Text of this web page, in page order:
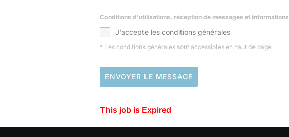
Conditions d'utilisations, réception de messages et informations
J'accepte les conditions générales
* Les conditions générales sont accessibles en haut de page
ENVOYER LE MESSAGE
This job is Expired